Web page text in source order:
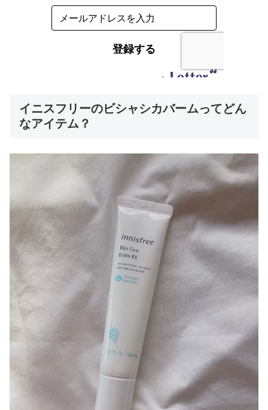
イニスフリーのビシャシカバームってどん
なアイテム？